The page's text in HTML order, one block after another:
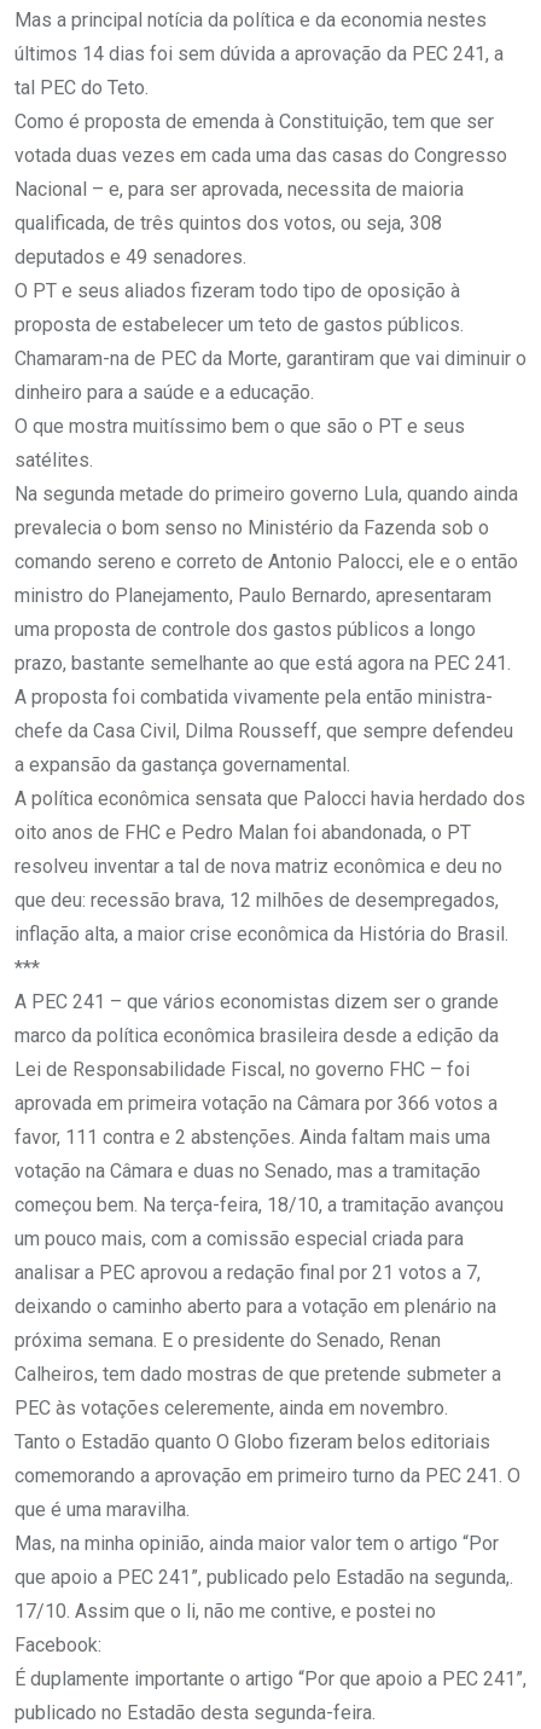
Mas a principal notícia da política e da economia nestes
últimos 14 dias foi sem dúvida a aprovação da PEC 241, a
tal PEC do Teto.
Como é proposta de emenda à Constituição, tem que ser
votada duas vezes em cada uma das casas do Congresso
Nacional – e, para ser aprovada, necessita de maioria
qualificada, de três quintos dos votos, ou seja, 308
deputados e 49 senadores.
O PT e seus aliados fizeram todo tipo de oposição à
proposta de estabelecer um teto de gastos públicos.
Chamaram-na de PEC da Morte, garantiram que vai diminuir o
dinheiro para a saúde e a educação.
O que mostra muitíssimo bem o que são o PT e seus
satélites.
Na segunda metade do primeiro governo Lula, quando ainda
prevalecia o bom senso no Ministério da Fazenda sob o
comando sereno e correto de Antonio Palocci, ele e o então
ministro do Planejamento, Paulo Bernardo, apresentaram
uma proposta de controle dos gastos públicos a longo
prazo, bastante semelhante ao que está agora na PEC 241.
A proposta foi combatida vivamente pela então ministra-
chefe da Casa Civil, Dilma Rousseff, que sempre defendeu
a expansão da gastança governamental.
A política econômica sensata que Palocci havia herdado dos
oito anos de FHC e Pedro Malan foi abandonada, o PT
resolveu inventar a tal de nova matriz econômica e deu no
que deu: recessão brava, 12 milhões de desempregados,
inflação alta, a maior crise econômica da História do Brasil.
***
A PEC 241 – que vários economistas dizem ser o grande
marco da política econômica brasileira desde a edição da
Lei de Responsabilidade Fiscal, no governo FHC – foi
aprovada em primeira votação na Câmara por 366 votos a
favor, 111 contra e 2 abstenções. Ainda faltam mais uma
votação na Câmara e duas no Senado, mas a tramitação
começou bem. Na terça-feira, 18/10, a tramitação avançou
um pouco mais, com a comissão especial criada para
analisar a PEC aprovou a redação final por 21 votos a 7,
deixando o caminho aberto para a votação em plenário na
próxima semana. E o presidente do Senado, Renan
Calheiros, tem dado mostras de que pretende submeter a
PEC às votações celeremente, ainda em novembro.
Tanto o Estadão quanto O Globo fizeram belos editoriais
comemorando a aprovação em primeiro turno da PEC 241. O
que é uma maravilha.
Mas, na minha opinião, ainda maior valor tem o artigo “Por
que apoio a PEC 241”, publicado pelo Estadão na segunda,.
17/10. Assim que o li, não me contive, e postei no
Facebook:
É duplamente importante o artigo “Por que apoio a PEC 241”,
publicado no Estadão desta segunda-feira.